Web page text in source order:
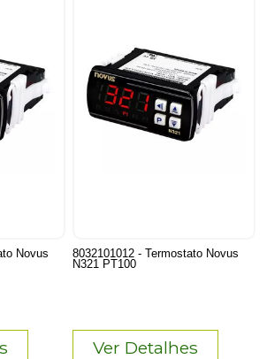
Novus
8032101012 - Termostato Novus
N321 PT100
Ver Detalhes